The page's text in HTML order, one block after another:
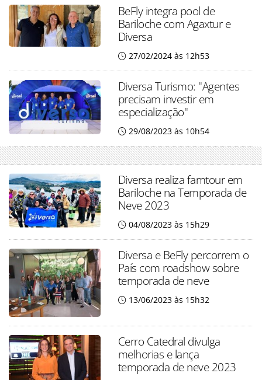
BeFly integra pool de
Bariloche com Agaxtur e
Diversa
27/02/2024 às 12h53
Diversa Turismo: "Agentes
precisam investir em
especialização"
29/08/2023 às 10h54
Diversa realiza famtour em
Bariloche na Temporada de
Neve 2023
04/08/2023 às 15h29
Diversa e BeFly percorrem o
País com roadshow sobre
temporada de neve
13/06/2023 às 15h32
Cerro Catedral divulga
melhorias e lança
temporada de neve 2023